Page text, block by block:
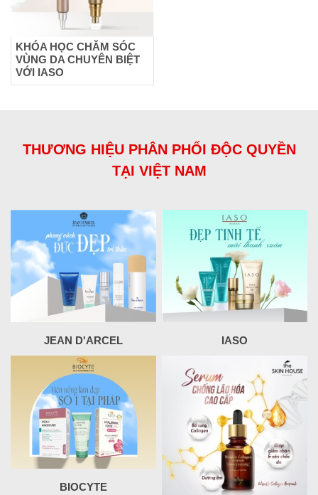
KHÓA HỌC CHĂM SÓC
VÙNG DA CHUYÊN BIỆT
VỚI IASO
THƯƠNG HIỆU PHÂN PHỐI ĐỘC QUYỀN
TẠI VIỆT NAM
JEAN D'ARCEL IASO
BIOCYTE